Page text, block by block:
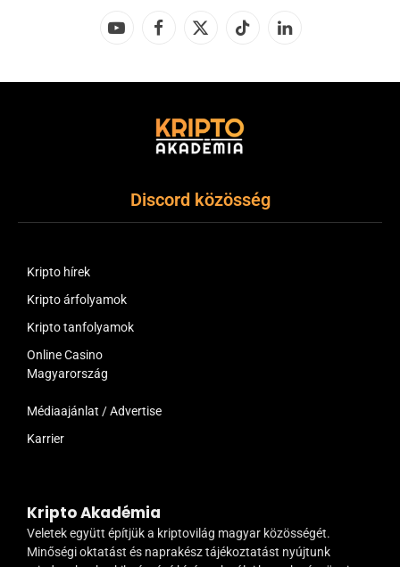
YouTubeFacebook
X
TikTok LinkedIn
Discord közösség
Kripto hírek
Kripto árfolyamok
Kripto tanfolyamok
Online Casino
Magyarország
Médiaajánlat / Advertise
Karrier
Kripto Akadémia
Veletek együtt építjük a kriptovilág magyar közösségét.
Minőségi oktatást és naprakész tájékoztatást nyújtunk